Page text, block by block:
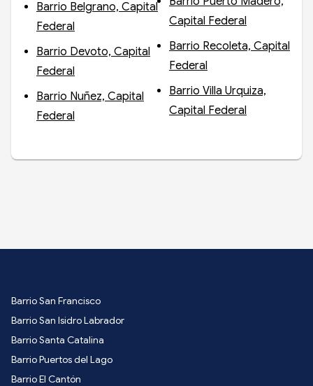
Barrio Belgrano, Capital
Federal
Barrio Devoto, Capital
Federal
Barrio Nuñez, Capital
Federal
Capital Federal
Barrio Recoleta, Capital
Federal
Barrio Villa Urquiza,
Capital Federal
Barrio San Francisco
Barrio San Isidro Labrador
Barrio Santa Catalina
Barrio Puertos del Lago
Barrio El Cantón